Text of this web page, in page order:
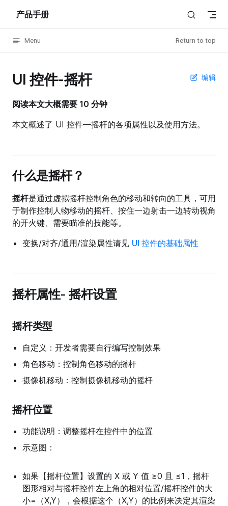
Skip to content
产品手册
Menu Return to top
编辑
UI 控件-摇杆
阅读本文大概需要 10 分钟
本文概述了 UI 控件—摇杆的各项属性以及使用方法。
什么是摇杆？
摇杆是通过虚拟摇杆控制角色的移动和转向的工具，可用
于制作控制人物移动的摇杆、按住一边射击一边转动视角
的开火键、需要瞄准的技能等。
变换/对齐/通用/渲染属性请见 UI 控件的基础属性
摇杆属性- 摇杆设置
摇杆类型
自定义：开发者需要自行编写控制效果
角色移动：控制角色移动的摇杆
摄像机移动：控制摄像机移动的摇杆
摇杆位置
功能说明：调整摇杆在控件中的位置
示意图：
如果【摇杆位置】设置的 X 或 Y 值 ≥0 且 ≤1，摇杆
图形相对与摇杆控件左上角的相对位置/摇杆控件的大
小=（X,Y），会根据这个（X,Y）的比例来决定其渲染